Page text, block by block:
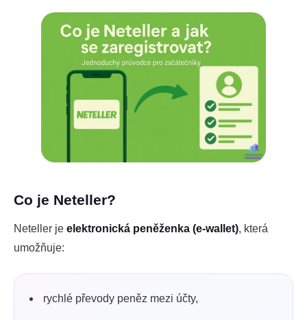
Co je Neteller?
Neteller je elektronická peněženka (e-wallet), která
umožňuje:
rychlé převody peněz mezi účty,